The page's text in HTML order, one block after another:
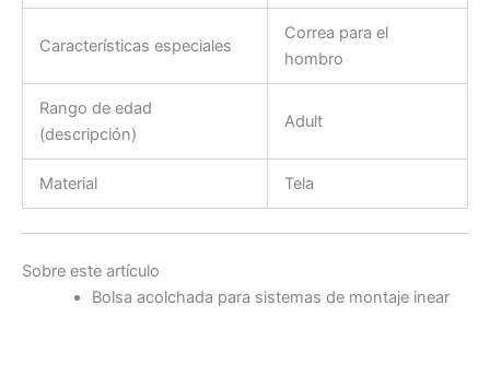
Características especiales
Correa para el
hombro
Rango de edad
(descripción)
Adult
Material Tela
Sobre este artículo
Bolsa acolchada para sistemas de montaje inear